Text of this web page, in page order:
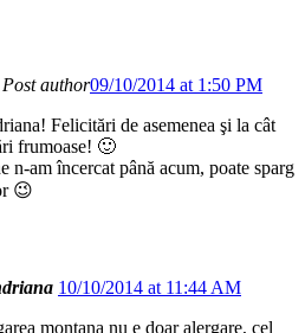
Post author09/10/2014 at 1:50 PM
Felicitări de asemenea şi la cât
frumoase! 🙂
n-am încercat până acum, poate sparg
😉
10/10/2014 at 11:44 AM
montana nu e doar alergare, cel